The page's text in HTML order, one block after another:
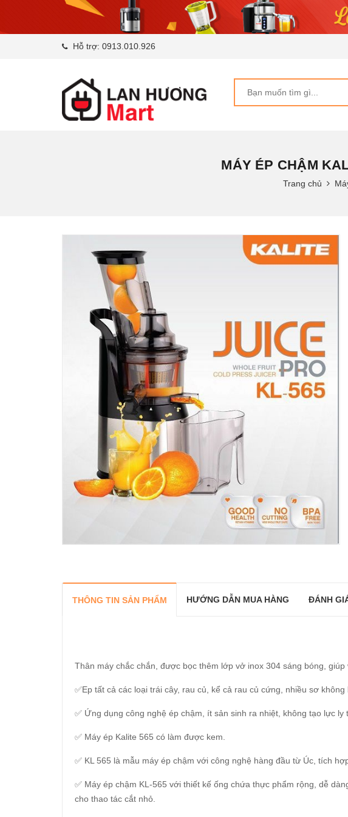
Hỗ trợ: 0913.010.926
MÁY ÉP CHẬM
Trang chủ
THÔNG TIN SẢN PHẨM HƯỚNG DẪN MUA HÀNG ĐÁNH
Thân máy chắc chắn, được bọc thêm lớp vở inox 304 sáng bóng, giúp
✅Ep tất cả các loại trái cây, rau củ, kể cả rau củ cứng, nhiều sơ không
✅ Ứng dụng công nghệ ép chậm, ít sản sinh ra nhiệt, không tạo lực
✅ Máy ép Kalite 565 có làm được kem.
✅ KL 565 là mẫu máy ép chậm với công nghệ hàng đầu từ Úc, tích
✅ Máy ép chậm KL-565 với thiết kế ống chứa thực phẩm rộng, dễ
cho thao tác cắt nhỏ.